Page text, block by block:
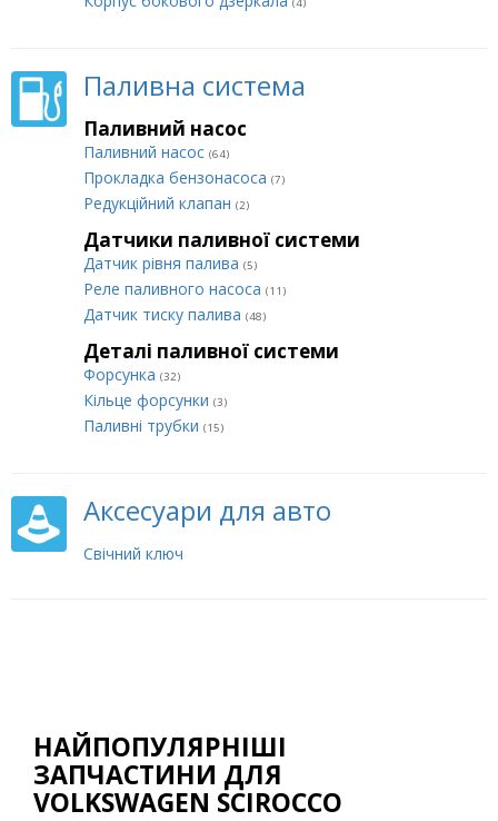
Паливна система
Паливний насос
Паливний насос (64)
Прокладка бензонасоса (7)
Редукційний клапан (2)
Датчики паливної системи
Датчик рівня палива (5)
Реле паливного насоса (11)
Датчик тиску палива (48)
Деталі паливної системи
Форсунка (32)
Кільце форсунки (3)
Паливні трубки (15)
Аксесуари для авто
Свічний ключ
НАЙПОПУЛЯРНІШІ
ЗАПЧАСТИНИ ДЛЯ
VOLKSWAGEN SCIROCCO